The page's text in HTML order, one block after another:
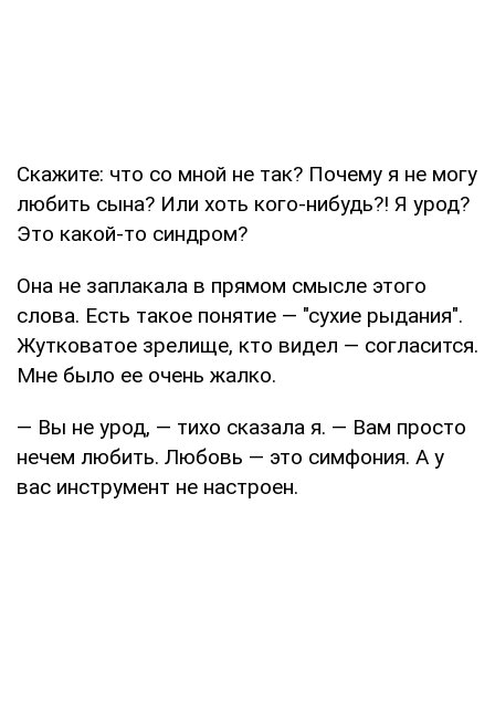
Скажите: что со мной не так? Почему я не могу
любить сына? Или хоть кого-нибудь?! Я урод?
Это какой-то синдром?
Она не заплакала в прямом смысле этого
слова. Есть такое понятие — "сухие рыдания".
Жутковатое зрелище, кто видел — согласится.
Мне было ее очень жалко.
— Вы не урод, — тихо сказала я. — Вам просто
нечем любить. Любовь — это симфония. А у
вас инструмент не настроен.